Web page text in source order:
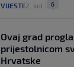
VIJESTI 2. kol. 6
Ovaj grad
prijestolnicom
Hrvatske